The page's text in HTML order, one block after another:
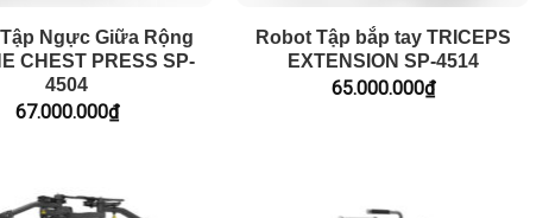
Ngực Giữa Rộng
CHEST PRESS SP-
4504
67.000.000₫
Robot Tập bắp tay TRICEPS
EXTENSION SP-4514
65.000.000₫